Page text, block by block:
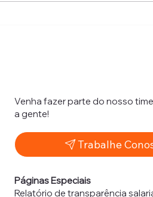
Venha fazer parte do nosso
a gente!
Trabalhe
Páginas Especiais
Relatório de transparência